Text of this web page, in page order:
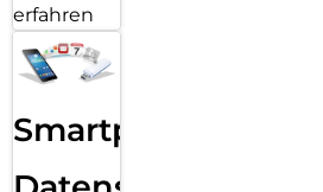
erfahren
Smartphone